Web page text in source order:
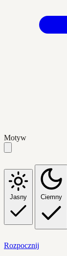
Motyw
Jasny Ciemny
Rozpocznij